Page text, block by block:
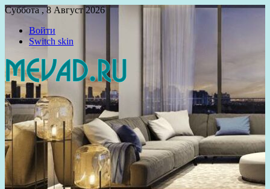
Суббота , 8 Август 2026
Войти
Switch skin